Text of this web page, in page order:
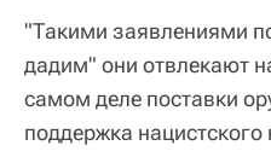
"Такими заявлениями
дадим" они отвлекают
самом деле поставки
поддержка